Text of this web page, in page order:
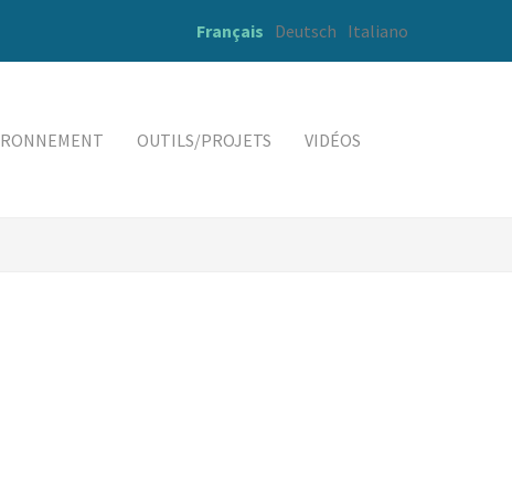
Français Deutsch Italiano
OUTILS/PROJETS VIDÉOS